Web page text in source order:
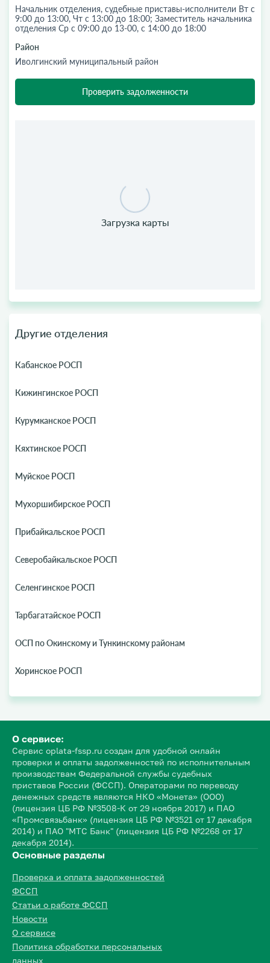
Начальник отделения, судебные приставы-исполнители Вт с
9:00 до 13:00, Чт с 13:00 до 18:00; Заместитель начальника
отделения Ср с 09:00 до 13-00, с 14:00 до 18:00
Район
Иволгинский муниципальный район
Проверить задолженности
Другие отделения
Кабанское РОСП
Кижингинское РОСП
Курумканское РОСП
Кяхтинское РОСП
Муйское РОСП
Мухоршибирское РОСП
Прибайкальское РОСП
Северобайкальское РОСП
Селенгинское РОСП
Тарбагатайское РОСП
ОСП по Окинскому и Тункинскому районам
Хоринское РОСП
О сервисе:
Сервис oplata-fssp.ru создан для удобной онлайн
проверки и оплаты задолженностей по исполнительным
производствам Федеральной службы судебных
приставов России (ФССП). Операторами по переводу
денежных средств являются НКО «Монета» (ООО)
(лицензия ЦБ РФ №3508-К от 29 ноября 2017) и ПАО
«Промсвязьбанк» (лицензия ЦБ РФ №3521 от 17 декабря
2014) и ПАО "МТС Банк" (лицензия ЦБ РФ №2268 от 17
декабря 2014).
Основные разделы
Проверка и оплата задолженностей
ФССП
Статьи о работе ФССП
Новости
О сервисе
Политика обработки персональных
данных